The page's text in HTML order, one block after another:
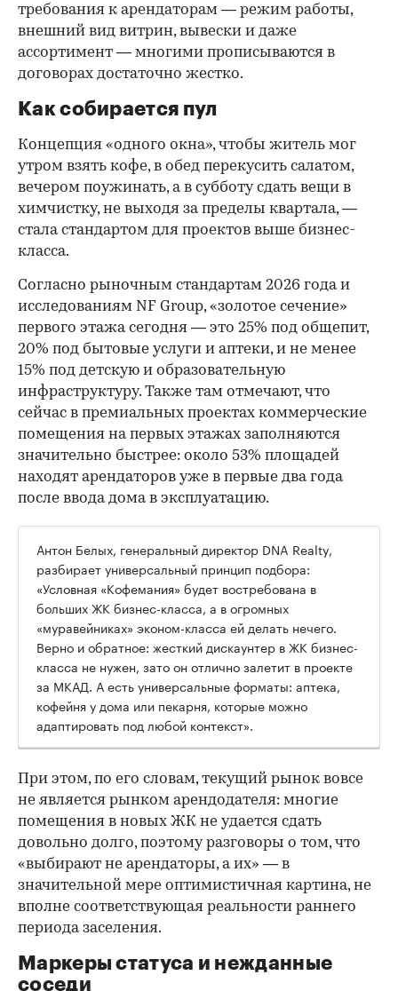
требования к арендаторам — режим работы,
внешний вид витрин, вывески и даже
ассортимент — многими прописываются в
договорах достаточно жестко.
Как собирается пул
Концепция «одного окна», чтобы житель мог
утром взять кофе, в обед перекусить салатом,
вечером поужинать, а в субботу сдать вещи в
химчистку, не выходя за пределы квартала, —
стала стандартом для проектов выше бизнес-
класса.
Согласно рыночным стандартам 2026 года и
исследованиям NF Group, «золотое сечение»
первого этажа сегодня — это 25% под общепит,
20% под бытовые услуги и аптеки, и не менее
15% под детскую и образовательную
инфраструктуру. Также там отмечают, что
сейчас в премиальных проектах коммерческие
помещения на первых этажах заполняются
значительно быстрее: около 53% площадей
находят арендаторов уже в первые два года
после ввода дома в эксплуатацию.
Антон Белых, генеральный директор DNA Realty,
разбирает универсальный принцип подбора:
«Условная «Кофемания» будет востребована в
больших ЖК бизнес-класса, а в огромных
«муравейниках» эконом-класса ей делать нечего.
Верно и обратное: жесткий дискаунтер в ЖК бизнес-
класса не нужен, зато он отлично залетит в проекте
за МКАД. А есть универсальные форматы: аптека,
кофейня у дома или пекарня, которые можно
адаптировать под любой контекст».
При этом, по его словам, текущий рынок вовсе
не является рынком арендодателя: многие
помещения в новых ЖК не удается сдать
довольно долго, поэтому разговоры о том, что
«выбирают не арендаторы, а их» — в
значительной мере оптимистичная картина, не
вполне соответствующая реальности раннего
периода заселения.
Маркеры статуса и нежданные
соседи